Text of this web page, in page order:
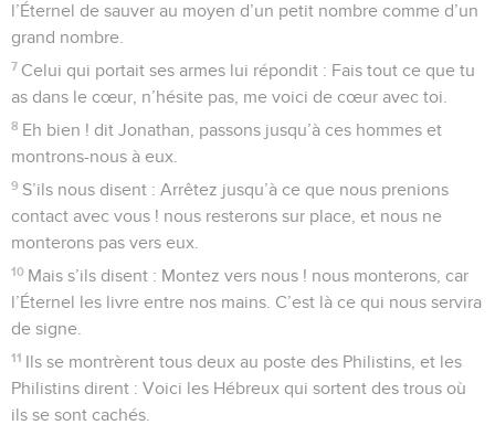
l’Éternel de sauver au moyen d’un petit nombre comme d’un
grand nombre.
7 Celui qui portait ses armes lui répondit : Fais tout ce que tu
as dans le cœur, n’hésite pas, me voici de cœur avec toi.
8 Eh bien ! dit Jonathan, passons jusqu’à ces hommes et
montrons-nous à eux.
9 S’ils nous disent : Arrêtez jusqu’à ce que nous prenions
contact avec vous ! nous resterons sur place, et nous ne
monterons pas vers eux.
10 Mais s’ils disent : Montez vers nous ! nous monterons, car
l’Éternel les livre entre nos mains. C’est là ce qui nous servira
de signe.
11 Ils se montrèrent tous deux au poste des Philistins, et les
Philistins dirent : Voici les Hébreux qui sortent des trous où
ils se sont cachés.